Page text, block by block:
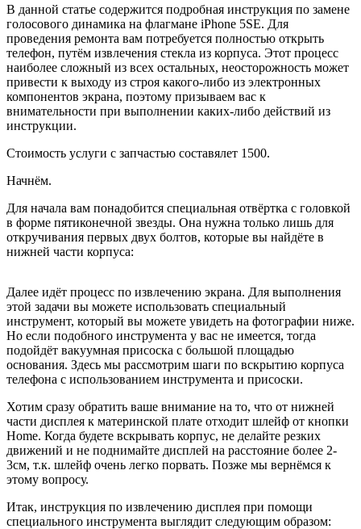
В данной статье содержится подробная инструкция по замене
голосового динамика на флагмане iPhone 5SE. Для
проведения ремонта вам потребуется полностью открыть
телефон, путём извлечения стекла из корпуса. Этот процесс
наиболее сложный из всех остальных, неосторожность может
привести к выходу из строя какого-либо из электронных
компонентов экрана, поэтому призываем вас к
внимательности при выполнении каких-либо действий из
инструкции.
Стоимость услуги с запчастью составялет 1500.
Начнём.
Для начала вам понадобится специальная отвёртка с головкой
в форме пятиконечной звезды. Она нужна только лишь для
откручивания первых двух болтов, которые вы найдёте в
нижней части корпуса:
Далее идёт процесс по извлечению экрана. Для выполнения
этой задачи вы можете использовать специальный
инструмент, который вы можете увидеть на фотографии ниже.
Но если подобного инструмента у вас не имеется, тогда
подойдёт вакуумная присоска с большой площадью
основания. Здесь мы рассмотрим шаги по вскрытию корпуса
телефона с использованием инструмента и присоски.
Хотим сразу обратить ваше внимание на то, что от нижней
части дисплея к материнской плате отходит шлейф от кнопки
Home. Когда будете вскрывать корпус, не делайте резких
движений и не поднимайте дисплей на расстояние более 2-
3см, т.к. шлейф очень легко порвать. Позже мы вернёмся к
этому вопросу.
Итак, инструкция по извлечению дисплея при помощи
специального инструмента выглядит следующим образом: